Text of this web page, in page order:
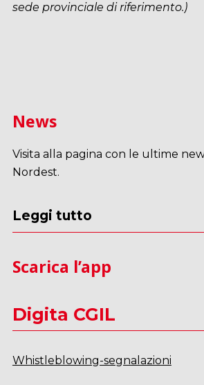
sede provinciale di riferimento.)
News
Visita alla pagina con le ultime
Nordest.
Leggi tutto
Scarica l’app
Digita CGIL
Whistleblowing-segnalazioni